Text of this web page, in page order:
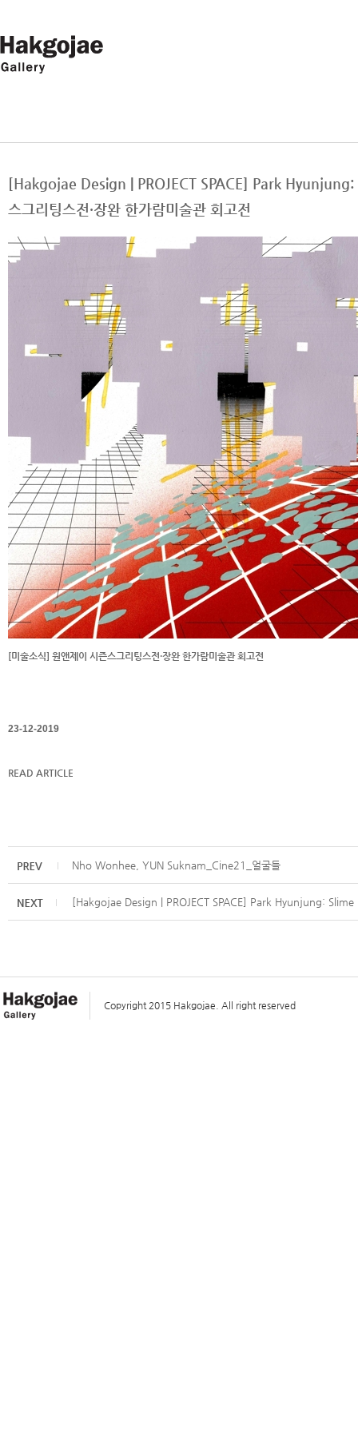
[Hakgojae Design | PROJECT SPACE] Park
스그리팅스전·장완 한가람미술관 회고전
[미술소식] 원앤제이 시즌스그리팅스전·장완 한가람미술관 회고전
23-12-2019
READ ARTICLE
Nho Wonhee, YUN Suknam_Cine21_얼굴들
[Hakgojae Design | PROJECT SPACE] Park Hyunjung: Slime
Copyright 2015 Hakgojae. All right reserved